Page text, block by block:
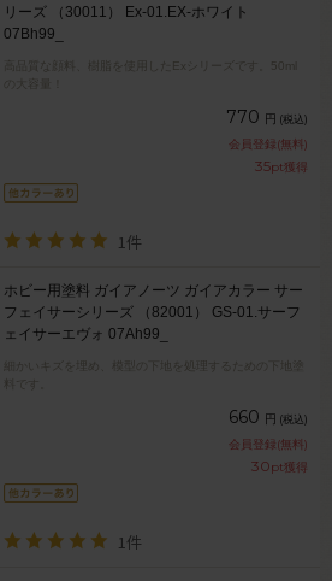
リーズ （30011） Ex-01.EX-ホワイト
07Bh99_
高品質な顔料、樹脂を使用したExシリーズです。50ml
770 円 (税込)
会員登録(無料)
35pt獲得
1件
ホビー用塗料 ガイアノーツ ガイアカラー サー
フェイサーシリーズ （82001） GS-01.サーフ
ェイサーエヴォ 07Ah99_
細かいキズを埋め、模型の下地を処理するための下地塗
660 円 (税込)
会員登録(無料)
30pt獲得
1件